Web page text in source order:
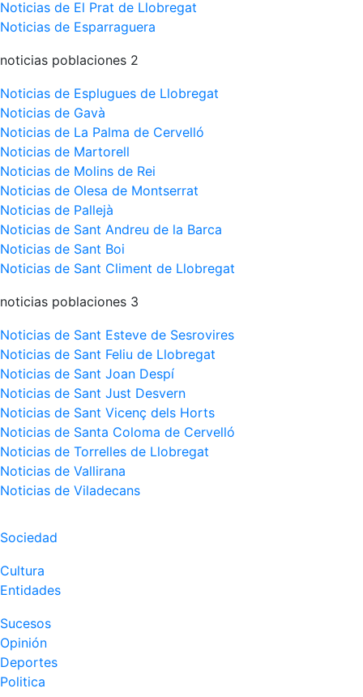
Noticias de El Prat de Llobregat
Noticias de Esparraguera
noticias poblaciones 2
Noticias de Esplugues de Llobregat
Noticias de Gavà
Noticias de La Palma de Cervelló
Noticias de Martorell
Noticias de Molins de Rei
Noticias de Olesa de Montserrat
Noticias de Pallejà
Noticias de Sant Andreu de la Barca
Noticias de Sant Boi
Noticias de Sant Climent de Llobregat
noticias poblaciones 3
Noticias de Sant Esteve de Sesrovires
Noticias de Sant Feliu de Llobregat
Noticias de Sant Joan Despí
Noticias de Sant Just Desvern
Noticias de Sant Vicenç dels Horts
Noticias de Santa Coloma de Cervelló
Noticias de Torrelles de Llobregat
Noticias de Vallirana
Noticias de Viladecans
Sociedad
Cultura
Entidades
Sucesos
Opinión
Deportes
Politica